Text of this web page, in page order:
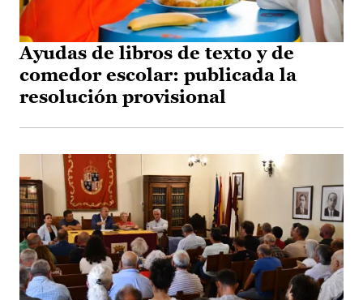
Ayudas de libros de texto y de
comedor escolar: publicada la
resolución provisional